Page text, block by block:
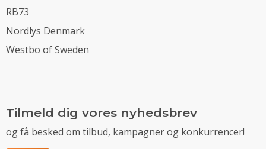
RB73
Nordlys Denmark
Westbo of Sweden
Tilmeld dig vores nyhedsbrev
og få besked om tilbud, kampagner og konkurrencer!